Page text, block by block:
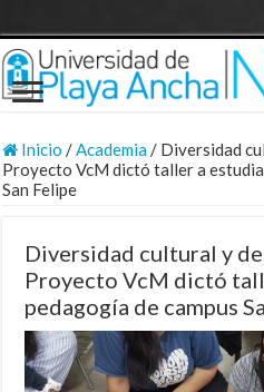
Inicio /Academia/ Diversidad
Proyecto VcM dictó taller a
San Felipe
Diversidad cultural y
Proyecto VcM dictó
pedagogía de campus